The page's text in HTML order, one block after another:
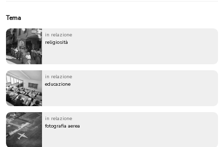
Tema
in relazione
religiosità
in relazione
educazione
in relazione
fotografia aerea